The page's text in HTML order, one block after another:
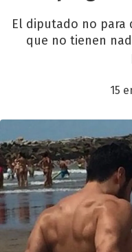
El diputado no para
que no tienen
15